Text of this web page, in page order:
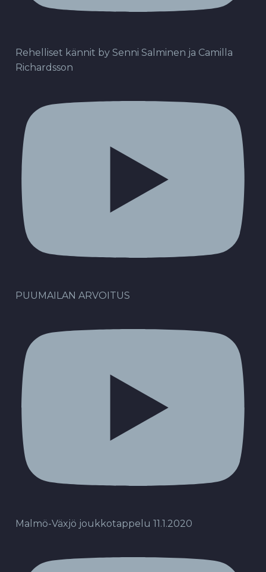
Rehelliset kännit by Senni Salminen ja Camilla
Richardsson
PUUMAILAN ARVOITUS
Malmö-Växjö joukkotappelu 11.1.2020